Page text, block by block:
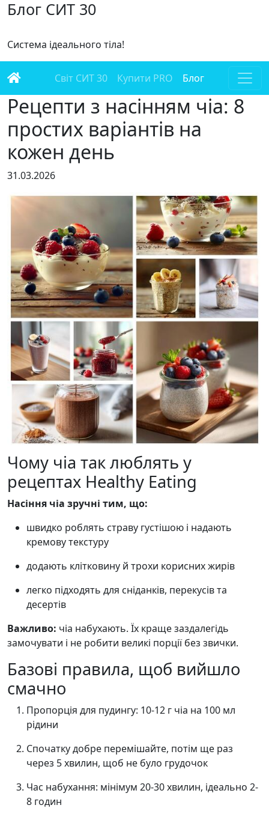
Блог СИТ 30
Система ідеального тіла!
Світ СИТ 30 Купити PRO Блог
Рецепти з насінням чіа: 8
простих варіантів на
кожен день
31.03.2026
Чому чіа так люблять у
рецептах Healthy Eating
Насіння чіа зручні тим, що:
швидко роблять страву густішою і надають
кремову текстуру
додають клітковину й трохи корисних жирів
легко підходять для сніданків, перекусів та
десертів
Важливо: чіа набухають. Їх краще заздалегідь
замочувати і не робити великі порції без звички.
Базові правила, щоб вийшло
смачно
Пропорція для пудингу: 10-12 г чіа на 100 мл
рідини
Спочатку добре перемішайте, потім ще раз
через 5 хвилин, щоб не було грудочок
Час набухання: мінімум 20-30 хвилин, ідеально 2-
8 годин